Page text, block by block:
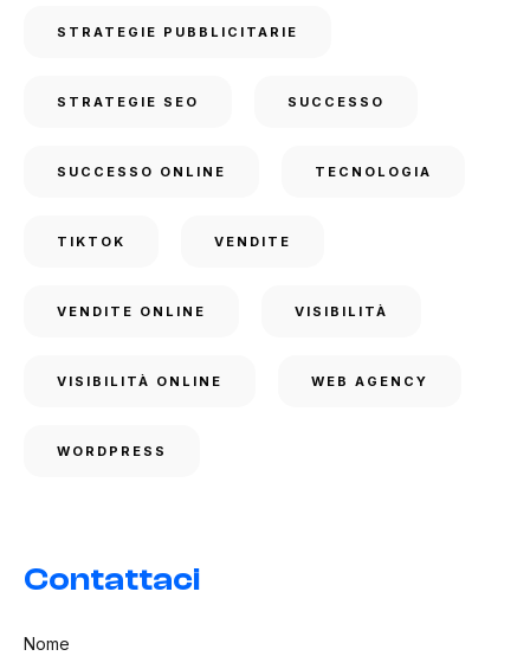
STRATEGIE PUBBLICITARIE
STRATEGIE SEO SUCCESSO
SUCCESSO ONLINE TECNOLOGIA
TIKTOK VENDITE
VENDITE ONLINE VISIBILITÀ
VISIBILITÀ ONLINE WEB AGENCY
WORDPRESS
Contattaci
Nome